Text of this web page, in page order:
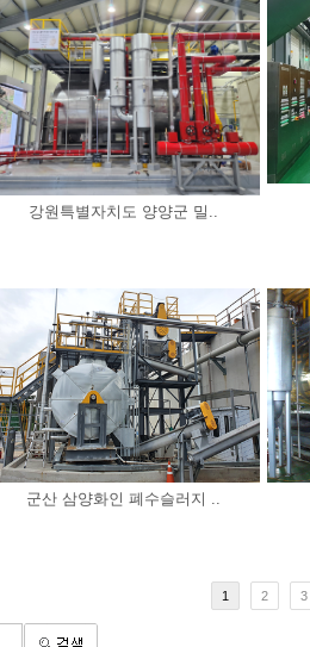
강원특별자치도 양양군 밀..
군산 삼양화인 폐수슬러지 ..
1 2 3